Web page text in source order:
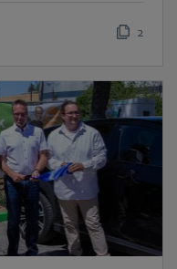
2